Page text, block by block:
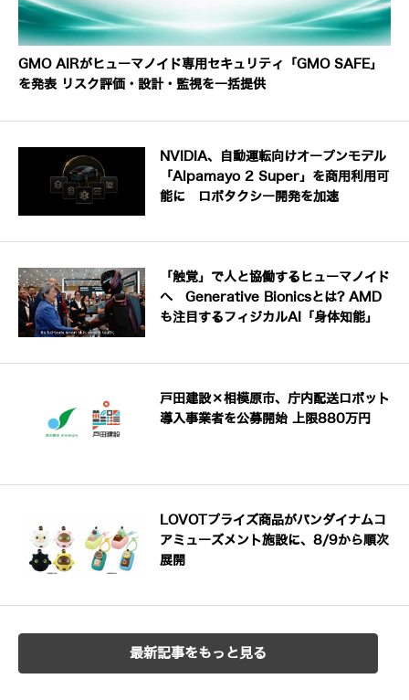
GMO AIRがヒューマノイド専用セキュリティ「GMO SAFE」
を発表 リスク評価・設計・監視を一括提供
NVIDIA、自動運転向けオープンモデル
「Alpamayo 2 Super」を商用利用可
能に ロボタクシー開発を加速
「触覚」で人と協働するヒューマノイド
へ Generative Bionicsとは? AMD
も注目するフィジカルAI「身体知能」
戸田建設×相模原市、庁内配送ロボット
導入事業者を公募開始 上限880万円
LOVOTプライズ商品がバンダイナムコ
アミューズメント施設に、8/9から順次
展開
最新記事をもっと見る